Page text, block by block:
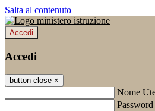
Salta al contenuto
Accedi
Accedi
button close ×
Nome
Password